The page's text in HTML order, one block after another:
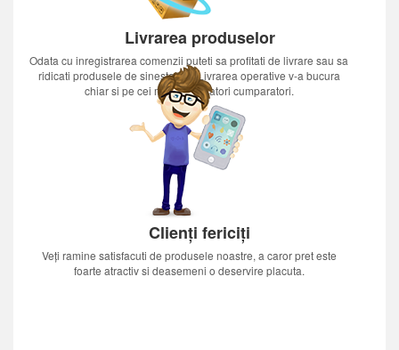
Livrarea produselor
Odata cu inregistrarea comenzii puteti sa profitati de livrare sau sa
ridicati produsele de sinestatator.Livrarea operative v-a bucura
chiar si pe cei mai nerabdatori cumparatori.
Clienți fericiți
Veți ramine satisfacuti de produsele noastre, a caror pret este
foarte atractiv si deasemeni o deservire placuta.